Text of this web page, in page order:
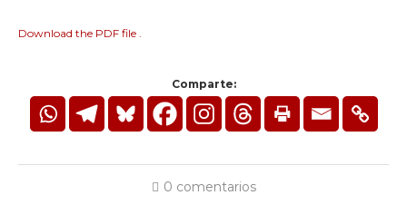
Download the PDF file .
Comparte:
0 comentarios